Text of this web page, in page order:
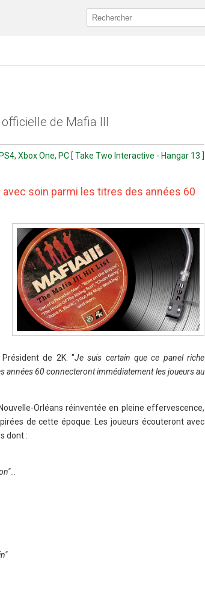
de Mafia III
PS4, Xbox One, PC [ Take Two Interactive - Hangar 13 ]
soin parmi les titres des années 60
de 2K. "Je suis certain que ce panel riche
années 60 connecteront immédiatement les joueurs au
Orléans réinventée en pleine effervescence,
de cette époque. Les joueurs écouteront avec
dont :
…